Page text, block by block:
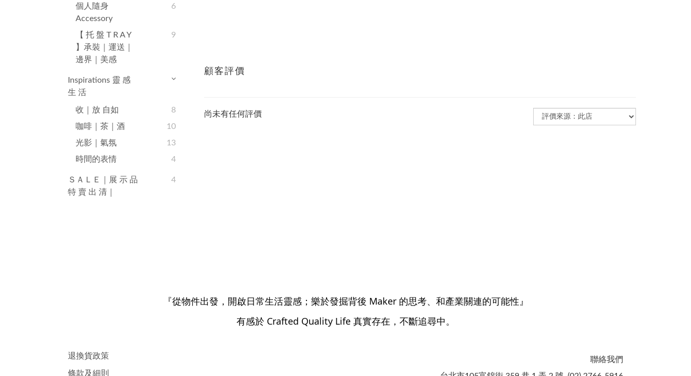
個人隨身
Accessory
6
【 托 盤 T R A Y
】承裝｜運送｜
邊界｜美感
9
Inspirations 靈 感
生 活
收｜放 自如
8
咖啡｜茶｜酒
10
光影｜氣氛
13
時間的表情
4
ＳＡＬＥ｜展 示 品
特 賣 出 清｜
4
顧客評價
尚未有任何評價
『從物件出發，開啟日常生活靈感；樂於發掘背後 Maker 的思考、和產業關連的可能性』
有感於 Crafted Quality Life 真實存在，不斷追尋中。
退換貨政策
條款及細則
聯絡我們